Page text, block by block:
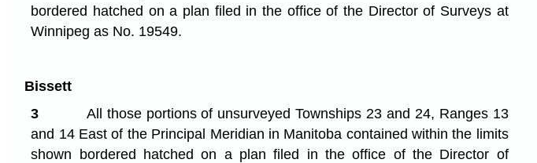
bordered hatched on a plan filed in the office of the Director of Surveys at
Winnipeg as No. 19549.
Bissett
3
All those portions of unsurveyed Townships 23 and 24, Ranges 13
and 14 East of the Principal Meridian in Manitoba contained within the limits
shown bordered hatched on a plan filed in the office of the Director of